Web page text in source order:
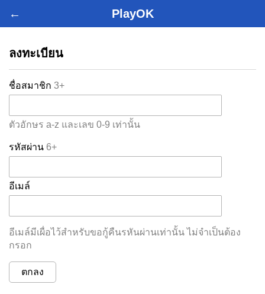
← PlayOK
ลงทะเบียน
ชื่อสมาชิก 3+
ตัวอักษร a-z และเลข 0-9 เท่านั้น
รหัสผ่าน 6+
อีเมล์
อีเมล์มีเผื่อไว้สำหรับขอกู้คืนรหันผ่านเท่านั้น ไม่จำเป็นต้อง
กรอก
ตกลง